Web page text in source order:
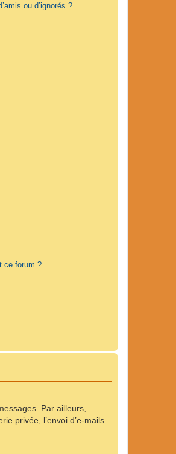
ou d’ignorés ?
ce forum ?
Par ailleurs,
privée, l’envoi d’e-mails